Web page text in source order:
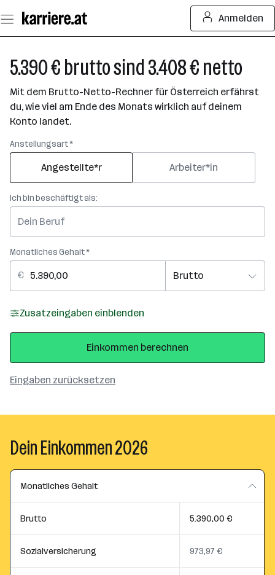
Seiteninhalt
springen
Anmelden
5.390 € brutto sind 3.408 € netto
Mit dem Brutto-Netto-Rechner für Österreich erfährst
du, wie viel am Ende des Monats wirklich auf deinem
Konto landet.
Anstellungsart *
Angestellte*r Arbeiter*in
Ich bin beschäftigt als:
Monatliches Gehalt *
Zusatzeingaben einblenden
Eingaben zurücksetzen
Einkommen berechnen
Dein Einkommen 2026
Monatliches Gehalt
Brutto 5.390,00 €
Sozialversicherung 973,97 €